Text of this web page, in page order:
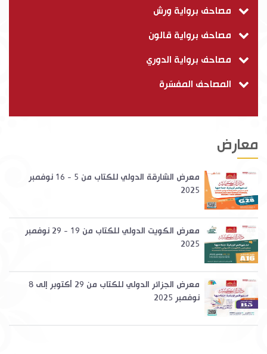
مصاحف برواية ورش
مصاحف برواية قالون
مصاحف برواية الدوري
المصاحف المفسّرة
معارض
معرض الشارقة الدولي للكتاب من 5 - 16 نوفمبر
2025
معرض الكويت الدولي للكتاب من 19 - 29 نوفمبر
2025
معرض الجزائر الدولي للكتاب من 29 أكتوبر إلى 8
نوفمبر 2025